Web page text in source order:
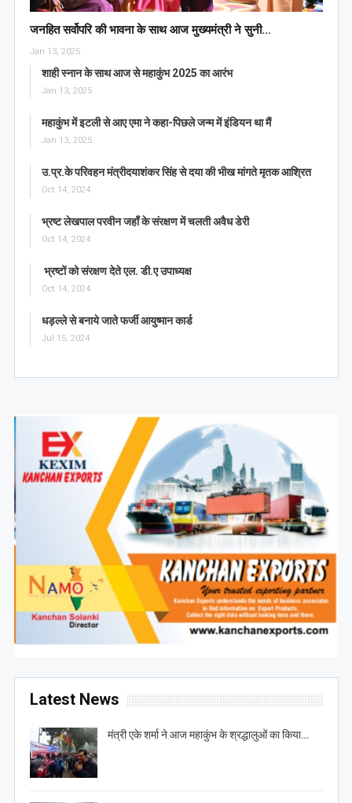
जनहित सर्वोपरि की भावना के साथ आज मुख्यमंत्री ने सुनी…
Jan 13, 2025
शाही स्नान के साथ आज से महाकुंभ 2025 का आरंभ
Jan 13, 2025
महाकुंभ में इटली से आए एमा ने कहा-पिछले जन्म में इंडियन था मैं
Jan 13, 2025
उ.प्र.के परिवहन मंत्रीदयाशंकर सिंह से दया की भीख मांगते मृतक आश्रित
Oct 14, 2024
भ्रष्ट लेखपाल परवीन जहाँ के संरक्षण में चलती अवैध डेरी
Oct 14, 2024
भ्रष्टों को संरक्षण देते एल. डी.ए उपाध्यक्ष
Oct 14, 2024
धड़ल्ले से बनाये जाते फर्जी आयुष्मान कार्ड
Jul 15, 2024
Latest News
मंत्री एके शर्मा ने आज महाकुंभ के श्रद्धालुओं का किया…